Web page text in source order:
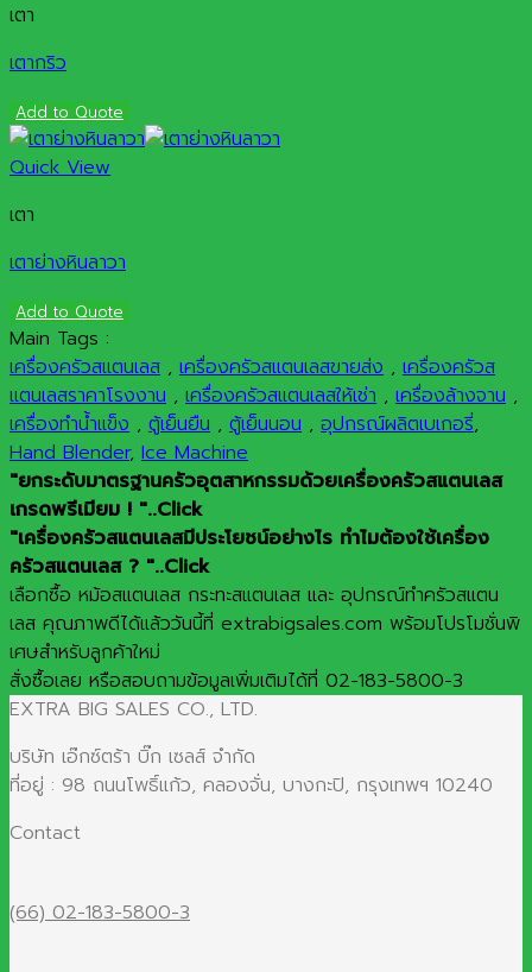
เตา
เตากริว
Add to Quote
Quick View
เตา
เตาย่างหินลาวา
Add to Quote
Main Tags :
เครื่องครัวสแตนเลส , เครื่องครัวสแตนเลสขายส่ง , เครื่องครัวส
แตนเลสราคาโรงงาน , เครื่องครัวสแตนเลสให้เช่า , เครื่องล้างจาน ,
เครื่องทำน้ำแข็ง , ตู้เย็นยืน , ตู้เย็นนอน , อุปกรณ์ผลิตเบเกอรี่,
Hand Blender, Ice Machine
"ยกระดับมาตรฐานครัวอุตสาหกรรมด้วยเครื่องครัวสแตนเลส
เกรดพรีเมียม ! "..Click
"เครื่องครัวสแตนเลสมีประโยชน์อย่างไร ทำไมต้องใช้เครื่อง
ครัวสแตนเลส ? "..Click
เลือกซื้อ หม้อสแตนเลส กระทะสแตนเลส และ อุปกรณ์ทำครัวสแตน
เลส คุณภาพดีได้แล้ววันนี้ที่ extrabigsales.com พร้อมโปรโมชั่นพิ
เศษสำหรับลูกค้าใหม่
สั่งซื้อเลย หรือสอบถามข้อมูลเพิ่มเติมได้ที่ 02-183-5800-3
EXTRA BIG SALES CO., LTD.
บริษัท เอ๊กซ์ตร้า บิ๊ก เซลส์ จำกัด
ที่อยู่ : 98 ถนนโพธิ์แก้ว, คลองจั่น, บางกะปิ, กรุงเทพฯ 10240
Contact
(66) 02-183-5800-3